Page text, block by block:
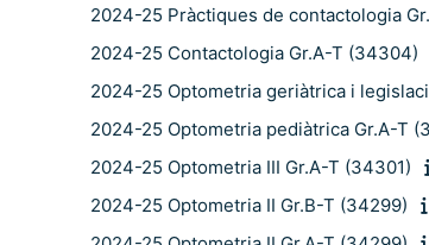
2024-25 Pràctiques de contactologia
2024-25 Contactologia Gr.A-T (34304)
2024-25 Optometria geriàtrica i
2024-25 Optometria pediàtrica Gr.A-T
2024-25 Optometria III Gr.A-T (34301)
2024-25 Optometria II Gr.B-T (34299)